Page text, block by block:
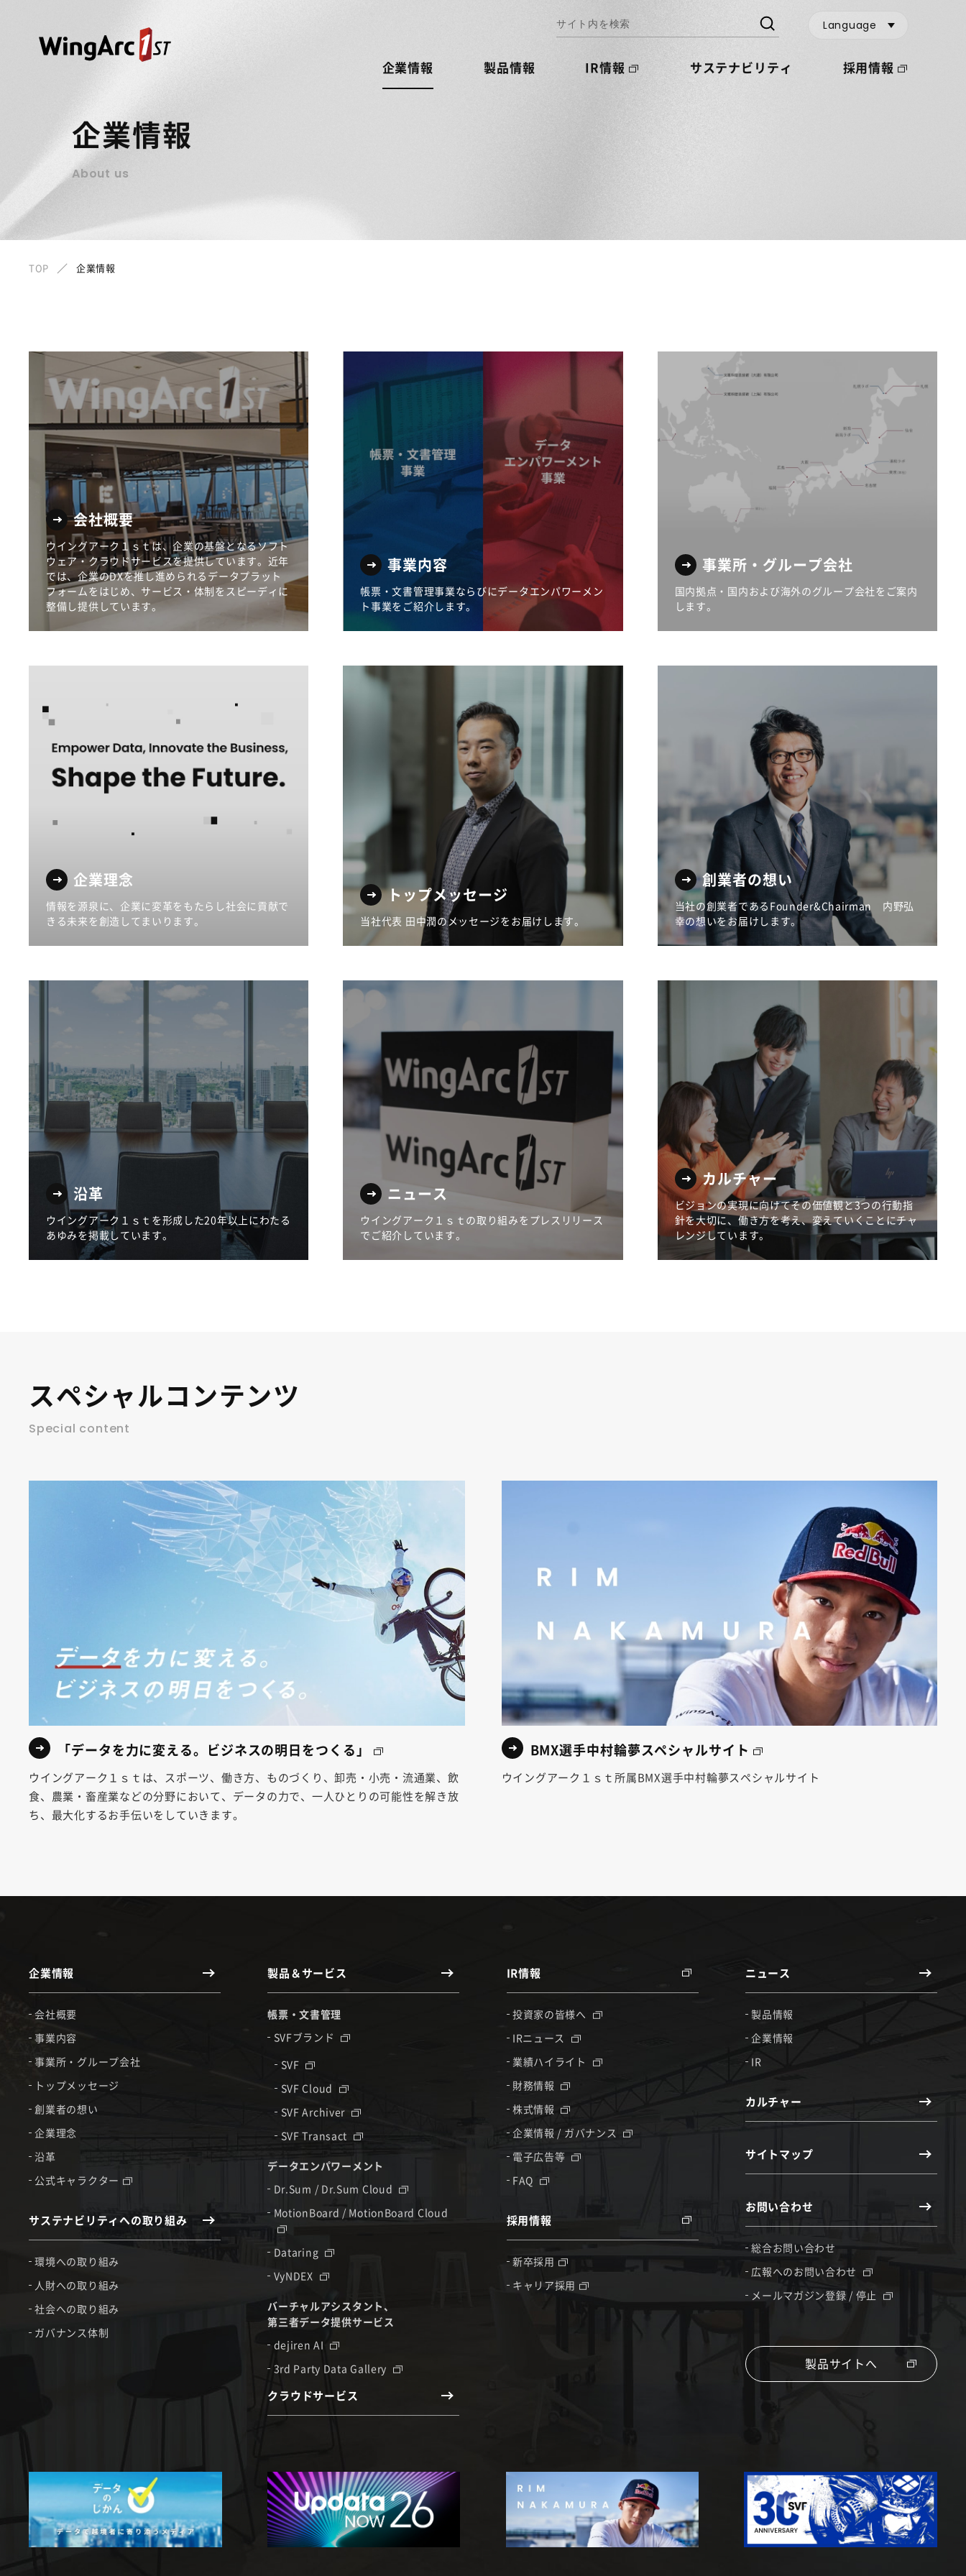
企業情報 製品情報 IR情報 サステナビリティ 採用情報
Language
企業情報
About us
TOP 企業情報
会社概要
ウイングアーク１ｓｔは、企業の基盤となるソフト
ウェア・クラウドサービスを提供しています。近年
では、企業のDXを推し進められるデータプラット
フォームをはじめ、サービス・体制をスピーディに
整備し提供しています。
事業内容
帳票・文書管理事業ならびにデータエンパワーメン
ト事業をご紹介します。
事業所・グループ会社
国内拠点・国内および海外のグループ会社をご案内
します。
企業理念
情報を源泉に、企業に変革をもたらし社会に貢献で
きる未来を創造してまいります。
トップメッセージ
当社代表 田中潤のメッセージをお届けします。
創業者の想い
当社の創業者であるFounder&Chairman 内野弘
幸の想いをお届けします。
沿革
ウイングアーク１ｓｔを形成した20年以上にわたる
あゆみを掲載しています。
ニュース
ウイングアーク１ｓｔの取り組みをプレスリリース
でご紹介しています。
カルチャー
ビジョンの実現に向けてその価値観と3つの行動指
針を大切に、働き方を考え、変えていくことにチャ
レンジしています。
スペシャルコンテンツ
Special content
「データを力に変える。ビジネスの明日をつくる」
ウイングアーク１ｓｔは、スポーツ、働き方、ものづくり、卸売・小売・流通業、飲
食、農業・畜産業などの分野において、データの力で、一人ひとりの可能性を解き放
ち、最大化するお手伝いをしていきます。
BMX選手中村輪夢スペシャルサイト
ウイングアーク１ｓｔ所属BMX選手中村輪夢スペシャルサイト
企業情報
会社概要
事業内容
事業所・グループ会社
トップメッセージ
創業者の想い
企業理念
沿革
公式キャラクター
サステナビリティへの取り組み
環境への取り組み
人財への取り組み
社会への取り組み
ガバナンス体制
製品＆サービス
帳票・文書管理
SVFブランド
SVF
SVF Cloud
SVF Archiver
SVF Transact
データエンパワーメント
Dr.Sum / Dr.Sum Cloud
MotionBoard / MotionBoard Cloud
Dataring
VyNDEX
バーチャルアシスタント、
第三者データ提供サービス
dejiren AI
3rd Party Data Gallery
クラウドサービス
IR情報
投資家の皆様へ
IRニュース
業績ハイライト
財務情報
株式情報
企業情報 / ガバナンス
電子広告等
FAQ
採用情報
新卒採用
キャリア採用
ニュース
製品情報
企業情報
IR
カルチャー
サイトマップ
お問い合わせ
総合お問い合わせ
広報へのお問い合わせ
メールマガジン登録 / 停止
製品サイトへ